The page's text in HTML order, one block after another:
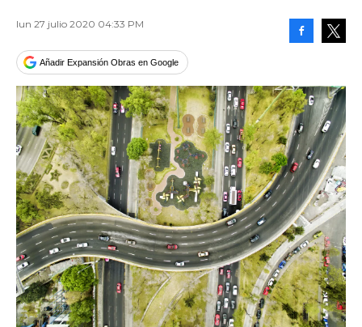
lun 27 julio 2020 04:33 PM
Añadir Expansión Obras en Google